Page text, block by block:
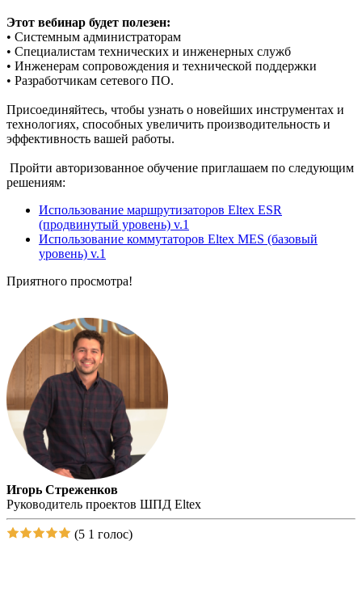
Этот вебинар будет полезен:
• Системным администраторам
• Специалистам технических и инженерных служб
• Инженерам сопровождения и технической поддержки
• Разработчикам сетевого ПО.
Присоединяйтесь, чтобы узнать о новейших инструментах и
технологиях, способных увеличить производительность и
эффективность вашей работы.
Пройти авторизованное обучение приглашаем по следующим
решениям:
Использование маршрутизаторов Eltex ESR
(продвинутый уровень) v.1
Использование коммутаторов Eltex MES (базовый
уровень) v.1
Приятного просмотра!
Игорь Стреженков
Руководитель проектов ШПД Eltex
(5 1 голос)